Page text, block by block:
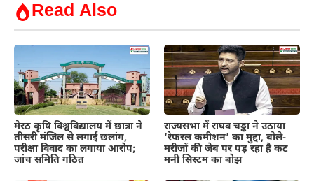
Read Also
मेरठ कृषि विश्वविद्यालय में छात्रा ने
तीसरी मंजिल से लगाई छलांग,
परीक्षा विवाद का लगाया आरोप;
जांच समिति गठित
राज्यसभा में राघव चड्ढा ने उठाया
‘रेफरल कमीशन’ का मुद्दा, बोले-
मरीजों की जेब पर पड़ रहा है कट
मनी सिस्टम का बोझ